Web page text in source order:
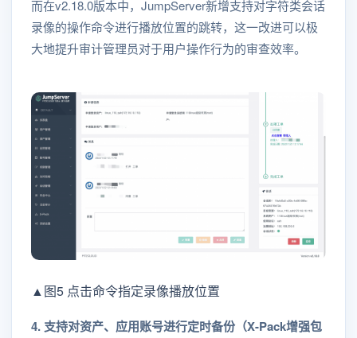
而在v2.18.0版本中，JumpServer新增支持对字符类会话
录像的操作命令进行播放位置的跳转，这一改进可以极
大地提升审计管理员对于用户操作行为的审查效率。
▲图5 点击命令指定录像播放位置
4. 支持对资产、应用账号进行定时备份（X-Pack增强包